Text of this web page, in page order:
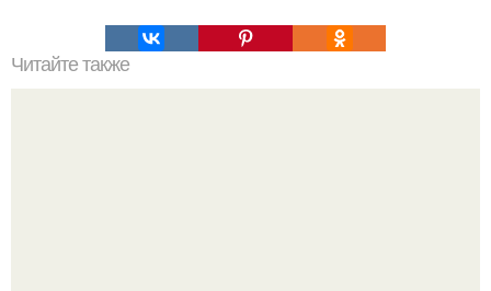
Читайте также